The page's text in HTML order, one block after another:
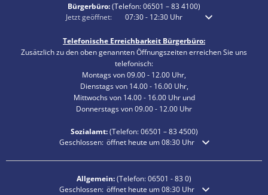
Bürgerbüro:(Telefon:06501 – 83 4100)
Klicken, um weitere Öffnungs- oder Schließzeiten auszublenden
Jetzt geöffnet: 07:30- 12:30Uhr Von 07:30 bis 12:30
Telefonische Erreichbarkeit Bürgerbüro:
Zusätzlich zu den oben genannten Öffnungszeiten erreichen Sie uns
telefonisch:
Montags von 09.00 - 12.00 Uhr,
Dienstags von 14.00 - 16.00 Uhr,
Mittwochs von 14.00 - 16.00 Uhr und
Donnerstags von 09.00 - 12.00 Uhr
Sozialamt:(Telefon:06501 – 834500)
Klicken, um weitere Öffnungs- oder Schließzeiten
Geschlossen: öffnet heute um 08:30 Uhr
Allgemein:(Telefon:06501 - 83 0)
Klicken, um weitere Öffnungs- oder Schließzeiten
Geschlossen: öffnet heute um 08:30 Uhr